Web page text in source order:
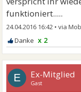
funktioniert.....
24.04.2016 16:42 •
x 2
E Ex-Mitglied
Gast